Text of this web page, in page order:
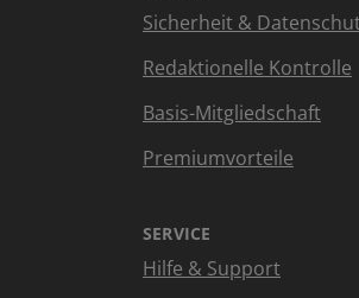
Sicherheit &
Redaktionelle Kontrolle
Basis-Mitgliedschaft
Premiumvorteile
SERVICE
Hilfe & Support